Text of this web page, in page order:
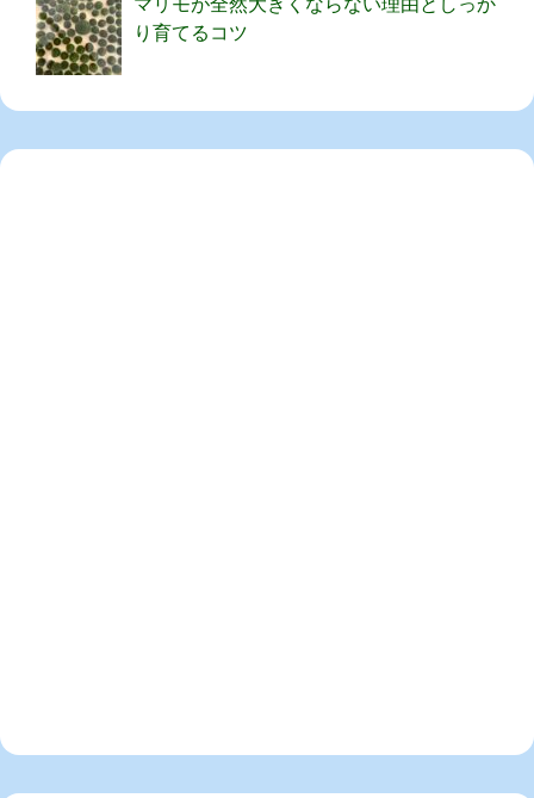
り育てるコツ